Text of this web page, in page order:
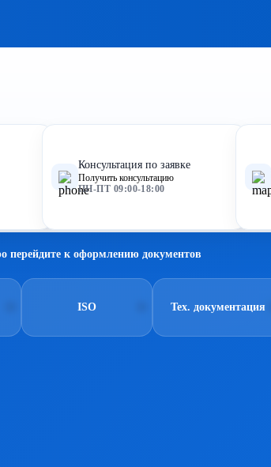
Консультация по заявке
Получить консультацию
ПН-ПТ 09:00-18:00
перейдите к оформлению документов
ISO Тех. документация